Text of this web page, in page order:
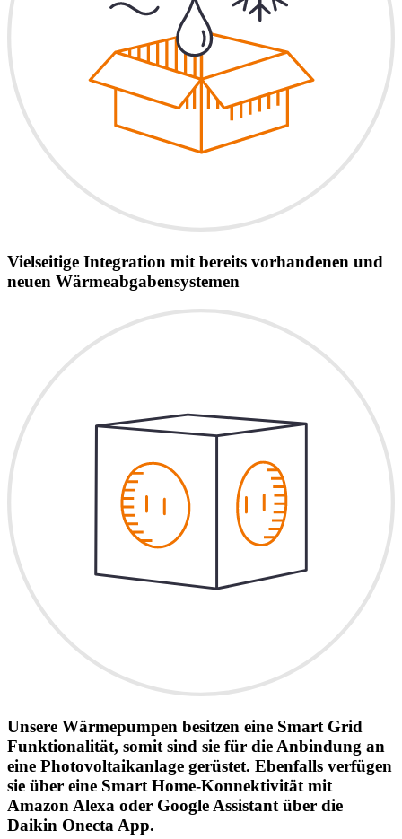
Vielseitige Integration mit bereits vorhandenen und
neuen Wärmeabgabensystemen
Unsere Wärmepumpen besitzen eine Smart Grid
Funktionalität, somit sind sie für die Anbindung an
eine Photovoltaikanlage gerüstet. Ebenfalls verfügen
sie über eine Smart Home-Konnektivität mit
Amazon Alexa oder Google Assistant über die
Daikin Onecta App.